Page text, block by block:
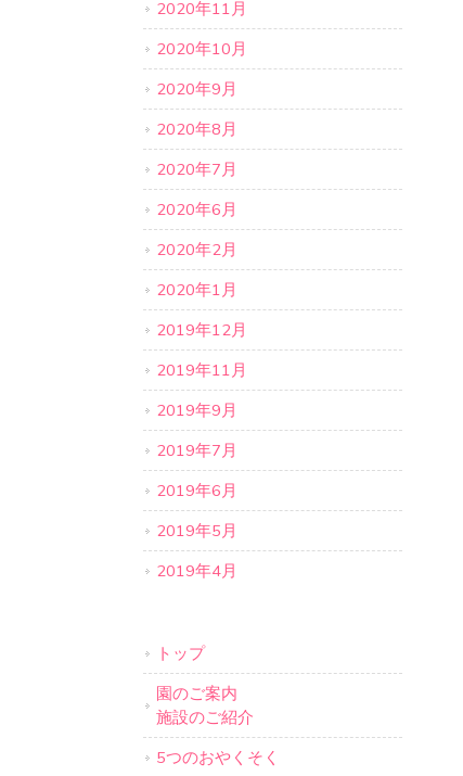
2020年11月
2020年10月
2020年9月
2020年8月
2020年7月
2020年6月
2020年2月
2020年1月
2019年12月
2019年11月
2019年9月
2019年7月
2019年6月
2019年5月
2019年4月
トップ
園のご案内
施設のご紹介
5つのおやくそく